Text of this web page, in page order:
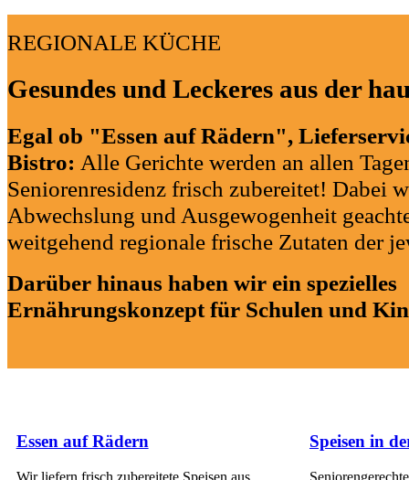
REGIONALE KÜCHE
Gesundes und Leckeres aus der
Egal ob "Essen auf Rädern",
Bistro: Alle Gerichte werden an allen
Seniorenresidenz frisch zubereitet! Dabei
Abwechslung und Ausgewogenheit
weitgehend regionale frische Zutaten der
Darüber hinaus haben wir ein spezielles
Ernährungskonzept für Schulen und
Essen auf Rädern
Wir liefern frisch zubereitete Speisen aus
Speisen in